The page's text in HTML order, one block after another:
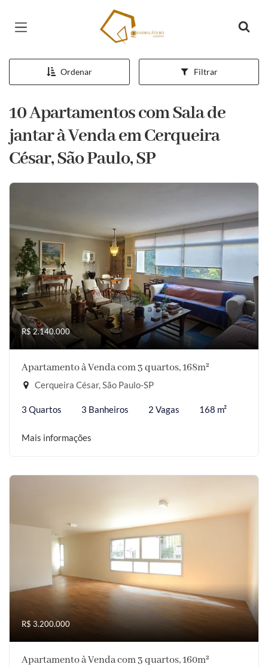
Página inicial
Ordenar Filtrar
10 Apartamentos com Sala de
jantar à Venda em Cerqueira
César, São Paulo, SP
R$ 2.140.000
Apartamento à Venda com 3 quartos, 168m²
Cerqueira César, São Paulo-SP
3 Quartos 3 Banheiros 2 Vagas 168 m²
Mais informações
R$ 3.200.000
Apartamento à Venda com 3 quartos, 160m²